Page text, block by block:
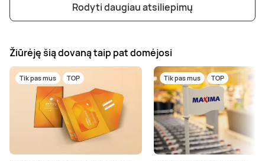
Rodyti daugiau atsiliepimų
Žiūrėję šią dovaną taip pat domėjosi
Tik pas mus TOP Tik pas mus TOP